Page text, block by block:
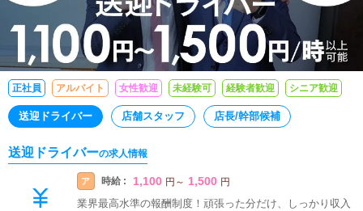
正社員 アルバイト 女性歓迎 未経験可 経験者歓迎 シニア歓迎
送迎ドライバー 店舗スタッフ 店長/幹部候補
送迎ドライバーの求人情報
ア 時給 : 1,100 円 ～ 1,500 円
業界最高水準の報酬制度！頑張った分だけ、しっかり収入